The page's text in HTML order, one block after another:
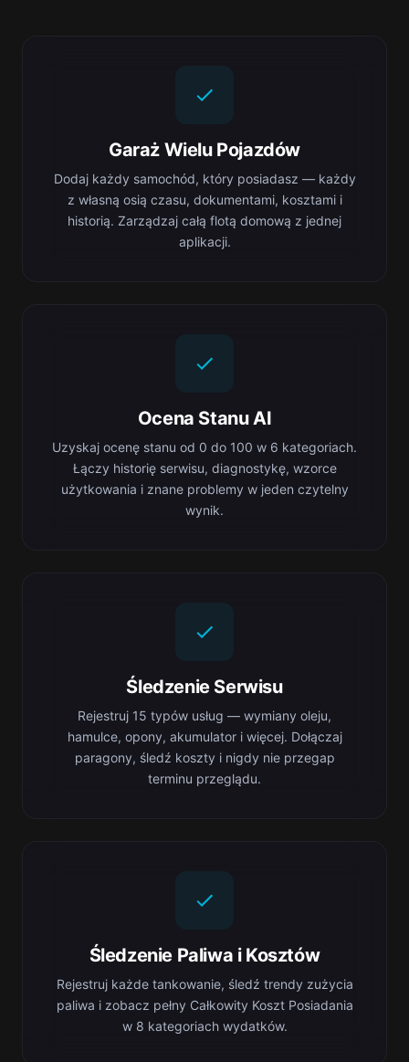
Garaż Wielu Pojazdów
Dodaj każdy samochód, który posiadasz — każdy
z własną osią czasu, dokumentami, kosztami i
historią. Zarządzaj całą flotą domową z jednej
aplikacji.
Ocena Stanu AI
Uzyskaj ocenę stanu od 0 do 100 w 6 kategoriach.
Łączy historię serwisu, diagnostykę, wzorce
użytkowania i znane problemy w jeden czytelny
wynik.
Śledzenie Serwisu
Rejestruj 15 typów usług — wymiany oleju,
hamulce, opony, akumulator i więcej. Dołączaj
paragony, śledź koszty i nigdy nie przegap
terminu przeglądu.
Śledzenie Paliwa i Kosztów
Rejestruj każde tankowanie, śledź trendy zużycia
paliwa i zobacz pełny Całkowity Koszt Posiadania
w 8 kategoriach wydatków.